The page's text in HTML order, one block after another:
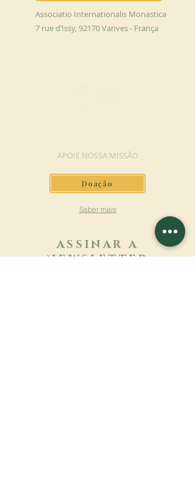
Associatio Internationalis Monastica
7 rue d’Issy, 92170 Vanves - França
APOIE NOSSA MISSÃO
Doação
Saber mais
ASSINAR A
NEWSLETTER